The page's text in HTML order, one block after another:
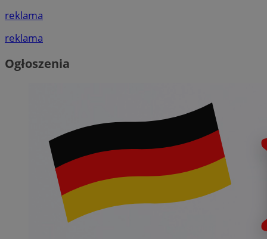
reklama
reklama
Ogłoszenia